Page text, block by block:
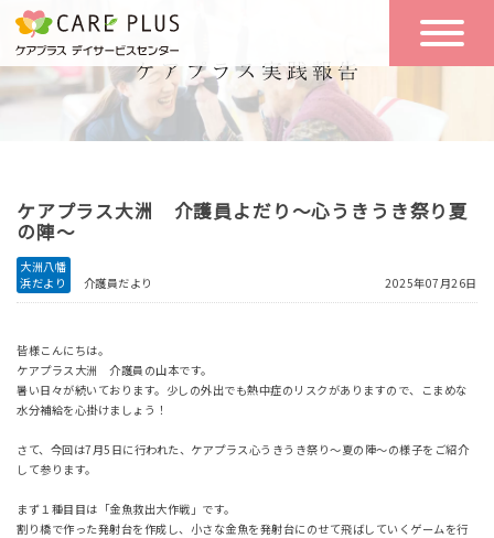
こんな方に
おすすめ
一日の流れ
一日体験
空き状況
実践報告
お問い合わせ
ケアプラス大洲 介護員よだり～心うきうき祭り夏
の陣～
大洲八幡
浜だより
介護員だより 2025年07月26日
皆様こんにちは。
ケアプラス大洲 介護員の山本です。
暑い日々が続いております。少しの外出でも熱中症のリスクがありますので、こまめな
水分補給を心掛けましょう！
さて、今回は7月5日に行われた、ケアプラス心うきうき祭り～夏の陣～の様子をご紹介
して参ります。
まず１種目目は「金魚救出大作戦」です。
割り橋で作った発射台を作成し、小さな金魚を発射台にのせて飛ばしていくゲームを行